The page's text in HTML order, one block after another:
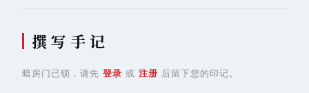
撰 写 手 记
暗房门已锁，请先 登录 或 注册 后留下您的印记。